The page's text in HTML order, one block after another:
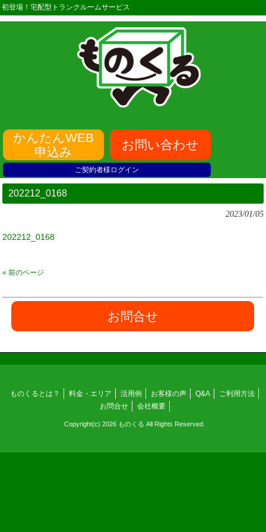
初登場！宅配型トランクルームサービス
かんたんWEB
申込み
お問い合わせ
ご契約者様ログイン
202212_0168
2023/01/05
202212_0168
« 前のページ
お問合せ
ものくるとは？ 料金・エリア 活用例 お客様の声 Q&A
ご利用方法
お問合せ
会社概要
Copyright(c) 2026 ものくる All Rights Reserved.